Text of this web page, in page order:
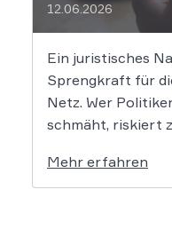
12.06.2026
Ein juristisches
Sprengkraft für
Netz. Wer
schmäht, riskiert
einen Facebook-
Geldstrafe
Mehr erfahren